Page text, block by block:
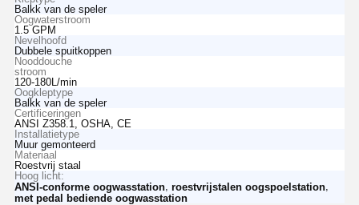
Balkk van de speler
Oogwaterstroom
1.5 GPM
Nevelhoofd
Dubbele spuitkoppen
Nooddouche
stroom
120-180L/min
Oogkleptype
Balkk van de speler
Certificeringen
ANSI Z358.1, OSHA, CE
Installatietype
Muur gemonteerd
Materiaal
Roestvrij staal
Hoog licht:
ANSI-conforme oogwasstation, roestvrijstalen oogspoelstation,
met pedal bediende oogwasstation